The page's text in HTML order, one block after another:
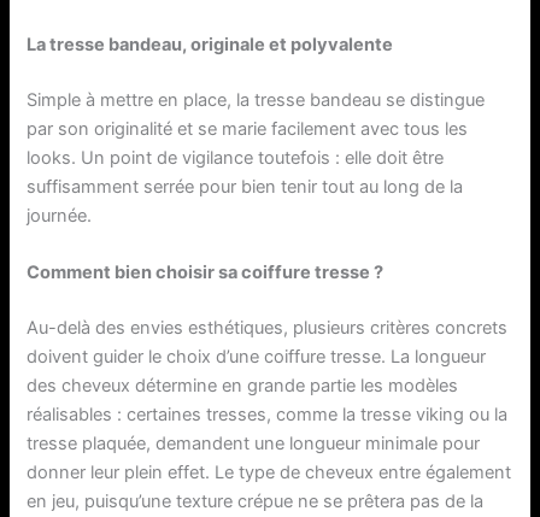
La tresse bandeau, originale et polyvalente
Simple à mettre en place, la tresse bandeau se distingue
par son originalité et se marie facilement avec tous les
looks. Un point de vigilance toutefois : elle doit être
suffisamment serrée pour bien tenir tout au long de la
journée.
Comment bien choisir sa coiffure tresse ?
Au-delà des envies esthétiques, plusieurs critères concrets
doivent guider le choix d’une coiffure tresse. La longueur
des cheveux détermine en grande partie les modèles
réalisables : certaines tresses, comme la tresse viking ou la
tresse plaquée, demandent une longueur minimale pour
donner leur plein effet. Le type de cheveux entre également
en jeu, puisqu’une texture crépue ne se prêtera pas de la